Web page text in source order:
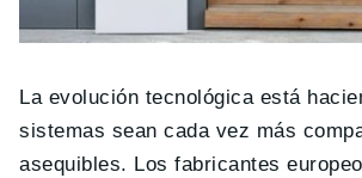
La evolución tecnológica está
sistemas sean cada vez más
asequibles. Los fabricantes